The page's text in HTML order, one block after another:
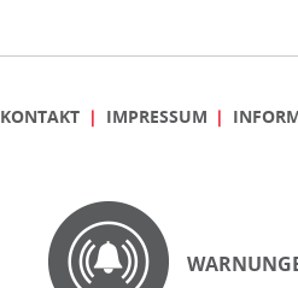
KONTAKT IMPRESSUM